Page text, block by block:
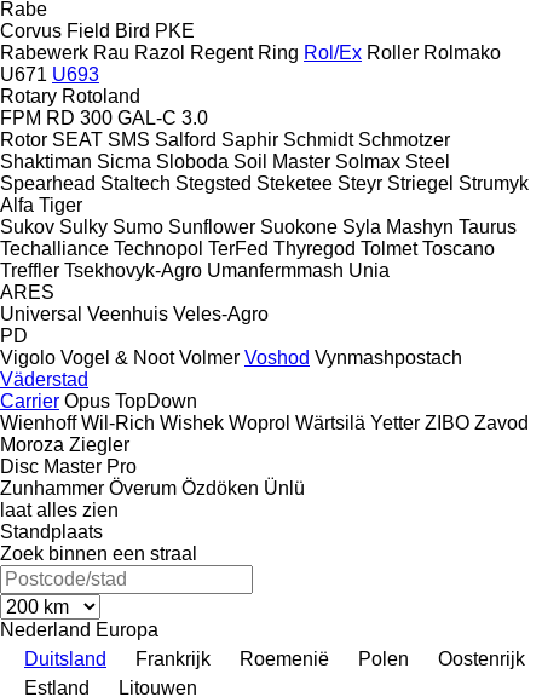
Rabe
Corvus Field Bird PKE
Rabewerk Rau Razol Regent Ring Rol/Ex Roller Rolmako
U671 U693
Rotary Rotoland
FPM RD 300 GAL-C 3.0
Rotor SEAT SMS Salford Saphir Schmidt Schmotzer
Shaktiman Sicma Sloboda Soil Master Solmax Steel
Spearhead Staltech Stegsted Steketee Steyr Striegel Strumyk
Alfa Tiger
Sukov Sulky Sumo Sunflower Suokone Syla Mashyn Taurus
Techalliance Technopol TerFed Thyregod Tolmet Toscano
Treffler Tsekhovyk-Agro Umanfermmash Unia
ARES
Universal Veenhuis Veles-Agro
PD
Vigolo Vogel & Noot Volmer Voshod Vynmashpostach
Väderstad
Carrier Opus TopDown
Wienhoff Wil-Rich Wishek Woprol Wärtsilä Yetter ZIBO Zavod
Moroza Ziegler
Disc Master Pro
Zunhammer Överum Özdöken Ünlü
laat alles zien
Standplaats
Zoek binnen een straal
Nederland Europa
Duitsland
Frankrijk Roemenië Polen
Oostenrijk
Estland
Litouwen